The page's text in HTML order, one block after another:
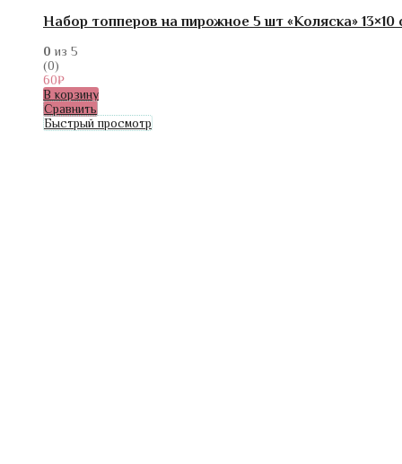
Набор топперов на пирожное 5 шт «Коляска»
0 из 5
(0)
60₽
В корзину
Сравнить
Быстрый просмотр